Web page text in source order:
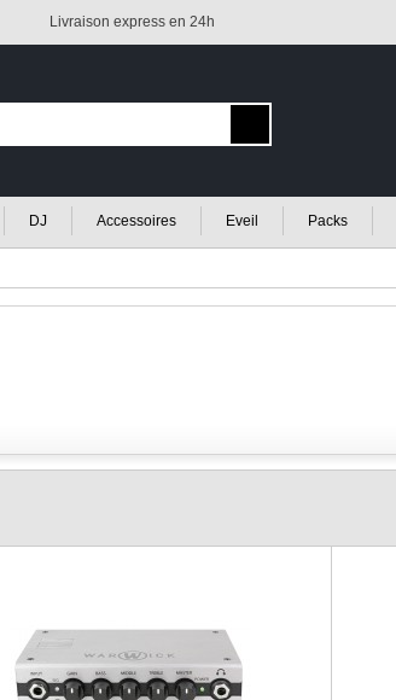
Livraison express en 24h
DJ Accessoires Eveil Packs